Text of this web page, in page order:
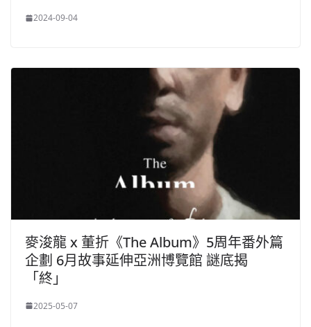
2024-09-04
麥浚龍 x 董折《The Album》5周年番外篇
企劃 6月故事延伸亞洲博覽館 謎底揭
「終」
2025-05-07